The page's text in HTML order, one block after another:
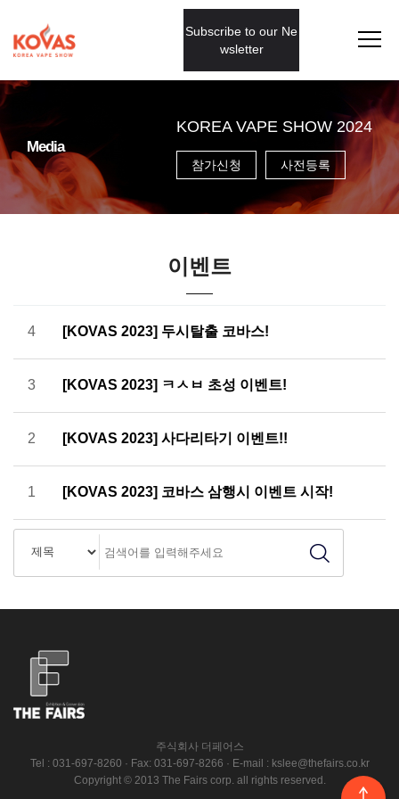
Subscribe to our Ne
wsletter
Media
KOREA VAPE SHOW 2024
참가신청 사전등록
이벤트
4 [KOVAS 2023] 두시탈출 코바스!
3 [KOVAS 2023] ㅋㅅㅂ 초성 이벤트!
2 [KOVAS 2023] 사다리타기 이벤트!!
1 [KOVAS 2023] 코바스 삼행시 이벤트 시작!
주식회사 더페어스
Tel : 031-697-8260 · Fax: 031-697-8266 · E-mail : kslee@thefairs.co.kr
Copyright © 2013 The Fairs corp. all rights reserved.